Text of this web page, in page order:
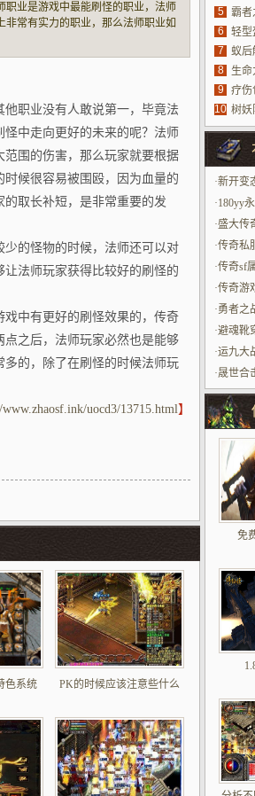
业是游戏中最能刷怪的职业，法师
常有实力的职业，那么法师职业如
的是集体攻击技能，能够给怪物造
职业没有人敢说第一，毕竟法
中走向更好的未来的呢？法师
围的伤害，那么玩家就要根据
候很容易被围殴，因为血量的
取长补短，是非常重要的发
的怪物的时候，法师还可以对
法师玩家获得比较好的刷怪的
中有更好的刷怪效果的，传奇
之后，法师玩家必然也是能够
的，除了在刷怪的时候法师玩
uocd3/13715.html】
色系统 PK的时候应该注意些什么
法场景
5
霸者
6
轻型
具
7
蚁后
源
8
生
9
疗伤
10 树妖
玩家参
·新开变
吗
·180yy
·盛大传
·传奇私
·传奇sf
·传奇游
·勇者之
·避魂靴
升了之
·运九大
私服邪
·晟世合
免